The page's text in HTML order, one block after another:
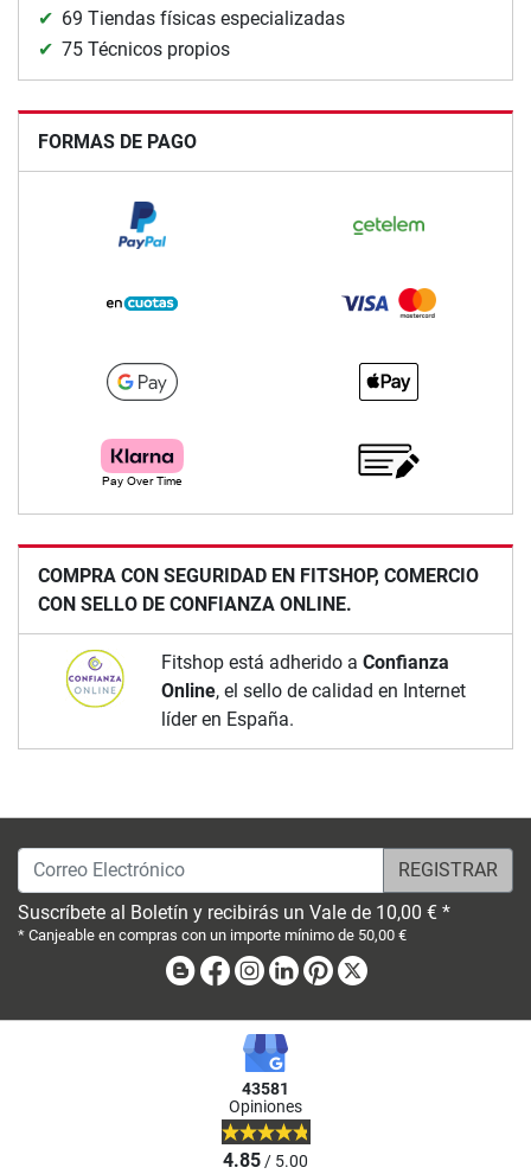
69 Tiendas físicas especializadas
75 Técnicos propios
FORMAS DE PAGO
COMPRA CON SEGURIDAD EN FITSHOP, COMERCIO
CON SELLO DE CONFIANZA ONLINE.
Fitshop está adherido a Confianza
Online, el sello de calidad en Internet
líder en España.
Correo Electrónico
Suscríbete al Boletín y recibirás un Vale de 10,00 € *
* Canjeable en compras con un importe mínimo de 50,00 €
BlogFacebook
Instagram
LinkedinPinterest
43581
Opiniones
4.85/ 5.00